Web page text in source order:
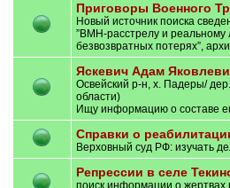
Приговоры Военного
Новый источник поиска
”ВМН-расстрелу и реальному
безвозвратных потерях”,
Яскевич Адам
Освейский р-н, х. Падеры/
области)
Ищу информацию о составе
Справки о
Верховный суд РФ: изучать
Репрессии в селе
поиск информации о жертвах